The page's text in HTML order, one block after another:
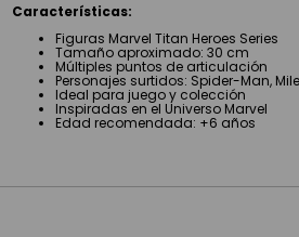
Características:
Figuras Marvel Titan Heroes Series
Tamaño aproximado: 30 cm
Múltiples puntos de articulación
Personajes surtidos: Spider-Man,
Ideal para juego y colección
Inspiradas en el Universo Marvel
Edad recomendada: +6 años